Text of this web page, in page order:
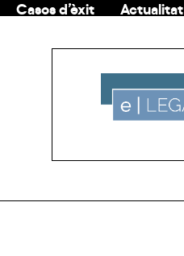
Casos d’èxit Actualitat